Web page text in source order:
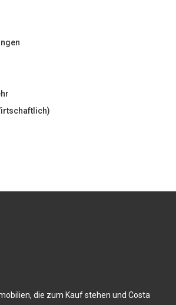
die zum Kauf stehen und Costa